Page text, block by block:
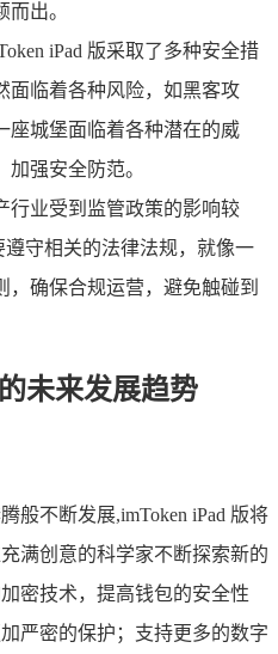
出。
iPad 版采取了多种安全措
面临着各种风险，如黑客攻
座城堡面临着各种潜在的威
强安全防范。
行业受到监管政策的影响较
遵守相关的法律法规，就像一
，确保合规运营，避免触碰到
未来发展趋势
般不断发展,imToken iPad 版将
满创意的科学家不断探索新的
密技术，提高钱包的安全性
严密的保护；支持更多的数字